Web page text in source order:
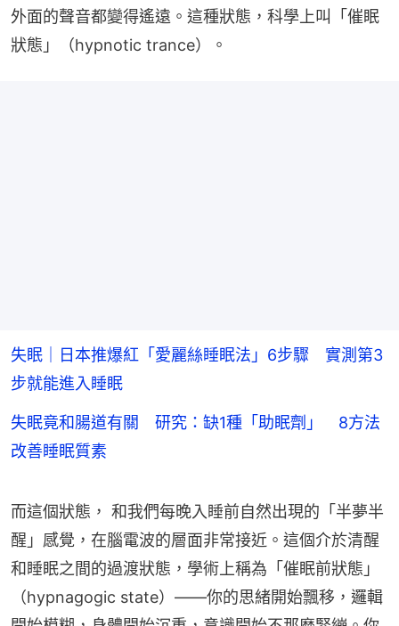
外面的聲音都變得遙遠。這種狀態，科學上叫「催眠
狀態」（hypnotic trance）。
失眠｜日本推爆紅「愛麗絲睡眠法」6步驟 實測第3
步就能進入睡眠
失眠竟和腸道有關 研究：缺1種「助眠劑」 8方法
改善睡眠質素
而這個狀態， 和我們每晚入睡前自然出現的「半夢半
醒」感覺，在腦電波的層面非常接近。這個介於清醒
和睡眠之間的過渡狀態，學術上稱為「催眠前狀態」
（hypnagogic state）——你的思緒開始飄移，邏輯